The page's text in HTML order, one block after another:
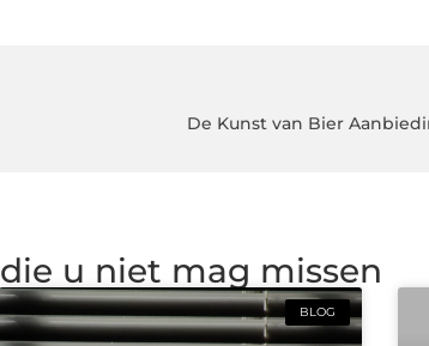
De Kunst van Bier
die u niet mag missen
BLOG